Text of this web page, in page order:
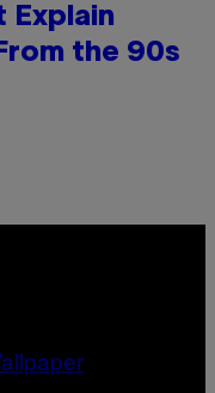
Explain
the 90s